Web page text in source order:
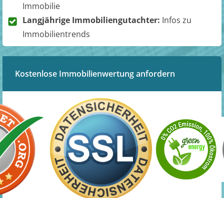
Immobilie
Langjährige Immobiliengutachter: Infos zu
Immobilientrends
Kostenlose Immobilienwertung anfordern